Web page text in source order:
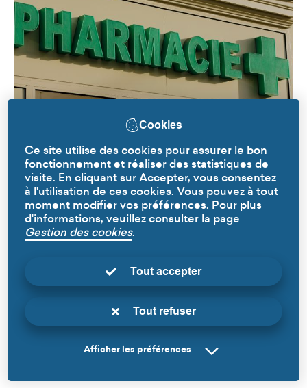
Cookies
Ce site utilise des cookies pour assurer le bon
fonctionnement et réaliser des statistiques de
visite. En cliquant sur Accepter, vous consentez
à l'utilisation de ces cookies. Vous pouvez à tout
moment modifier vos préférences. Pour plus
d'informations, veuillez consulter la page
Gestion des cookies.
Afficher les préférences
Tout accepter
Tout refuser
Pose d’enseigne et publicité